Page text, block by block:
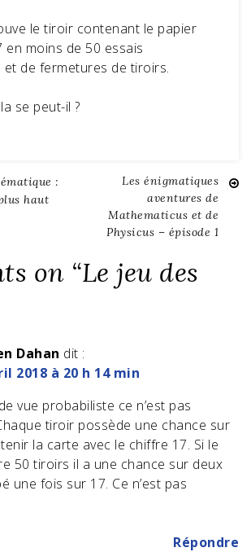
le tiroir contenant le papier
en moins de 50 essais
et de fermetures de tiroirs.
se peut-il ?
:
haut
Les énigmatiques
aventures de
Mathematicus et de
Physicus – épisode 1
on “Le jeu des
Dahan dit :
2018 à 20 h 14 min
vue probabiliste ce n’est pas
tiroir possède une chance sur
la carte avec le chiffre 17. Si le
50 tiroirs il a une chance sur deux
une fois sur 17. Ce n’est pas
Répondre